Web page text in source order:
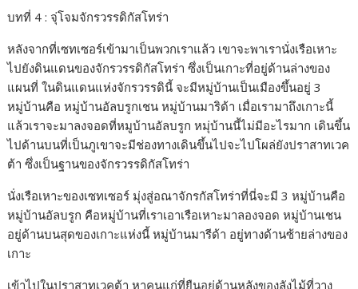
b
o
o
k
e
n
g
e
r
L
i
n
k
บทที่ 4 : จุ่โจมจักรวรรดิกัสโทร่า
หลังจากที่เซทเซอร์เข้ามาเป็นพวกเราแล้ว เขาจะพาเรานั่งเรือเหาะ
ไปยังดินแดนของจักรวรรดิกัสโทร่า ซึ่งเป็นเกาะที่อยู่ด้านล่างของ
แผนที่ ในดินแดนแห่งจักรวรรดินี้ จะมีหมู่บ้านเป็นเมืองขึ้นอยู่ 3
หมู่บ้านคือ หมู่บ้านอัลบรูกเชน หมู่บ้านมาริด้า เมื่อเรามาถึงเกาะนี้
แล้วเราจะมาลงจอดที่หมูบ้านอัลบรูก หมุ่บ้านนี้ไม่มีอะไรมาก เดินขึ้น
ไปด้านบนที่เป็นภูเขาจะมีช่องทางเดินขึ้นไปจะไปโผล่ยังปราสาทเวค
ต้า ซึ่งเป็นฐานของจักรวรรดิกัสโทร่า
นั่งเรือเหาะของเซทเซอร์ มุ่งสู่อณาจักรกัสโทร่าที่นี่จะมี 3 หมู่บ้านคือ
หมู่บ้านอัลบรูก คือหมู่บ้านที่เราเอาเรือเหาะมาลองจอด หมู่บ้านเชน
อยู่ด้านบนสุดของเกาะแห่งนี้ หมู่บ้านมารีด้า อยู่ทางด้านซ้ายล่างของ
เกาะ
เข้าไปในปราสาทเวคต้า หาคนแก่ที่ยืนอยู่ด้านหลังของลังไม้ที่วาง